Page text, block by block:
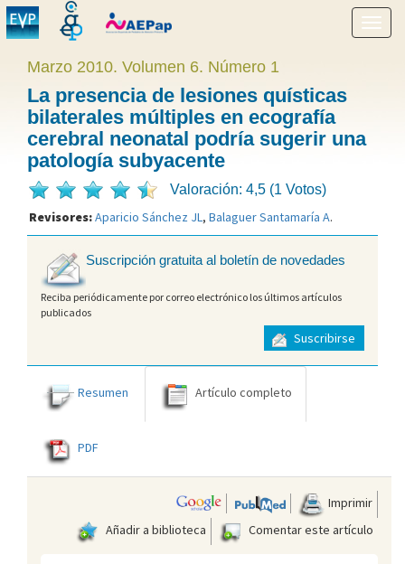
menú
Marzo 2010. Volumen 6. Número 1
La presencia de lesiones quísticas
bilaterales múltiples en ecografía
cerebral neonatal podría sugerir una
patología subyacente
Valoración: 4,5 (1 Votos)
Revisores:Aparicio Sánchez JL, Balaguer Santamaría A.
Suscripción gratuita al boletín de novedades
Reciba periódicamente por correo electrónico los últimos artículos
publicados
Suscribirse
Resumen Artículo completo
PDF
Imprimir
Añadir a biblioteca
Comentar este artículo